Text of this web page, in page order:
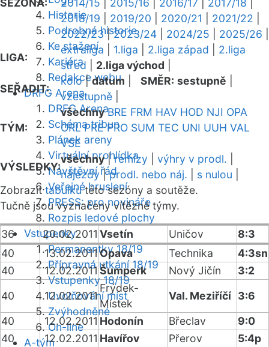
Historie
Podrobná historie
Ke stažení
Kariéra
Redakce webu
DRFG Arena
DRFG Arena
Schéma tribun
Plánek areny
Virtuální prohlídka
Návštěvní řád
Veřejné bruslení
PRESS: pro novináře
Rozpis ledové plochy
Vstupenky
Permanentky 18/19
Přípravná utkání 18/19
Vstupenky 18/19
Uvolňování míst
Zvýhodněné
On-line
A-tým
SEZONA:
2014/15
2015/16 2016/17 2017/18
2018/19
2019/20 2020/21 2021/22
2022/23|2023/24 2024/25 2025/26
LIGA:
extraliga 1.liga 2.liga západ
2.liga
střed
2.liga východ
SEŘADIT:
kolo|datum SMĚR: sestupně
vzestupně
TÝM:
všechny BRE FRM HAV HOD NJI OPA
ORL PRE PRO SUM TEC UNI UUH VAL
VSE
VÝSLEDKY:
všechny|remízy výhry v prodl.
nájezdy|prodl. nebo náj. s nulou
Zobrazittabulkutéto sezóny a soutěže.
Tučně jsou vyznačeny vítězné týmy.
36 20.02.2011 Vsetín Uničov
8:3
40
13.02.2011Opava Technika
4:3sn
40
12.02.2011 Šumperk Nový Jičín
3:2
40
12.02.2011
Frýdek-
Místek
Val. Meziříčí 3:6
40
12.02.2011 Hodonín Břeclav
9:0
40
12.02.2011 Havířov Přerov
5:4p